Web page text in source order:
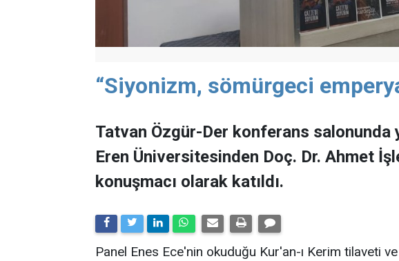
“Siyonizm, sömürgeci
Tatvan Özgür-Der konferans salonunda
Eren Üniversitesinden Doç. Dr. Ahmet
konuşmacı olarak katıldı.
Panel Enes Ece'nin okuduğu Kur'an-ı Kerim tilaveti